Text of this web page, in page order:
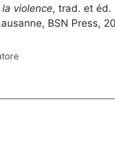
la violence, trad. et éd.
BSN Press,